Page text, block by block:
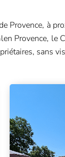
Provence, à
Provence, le
sans